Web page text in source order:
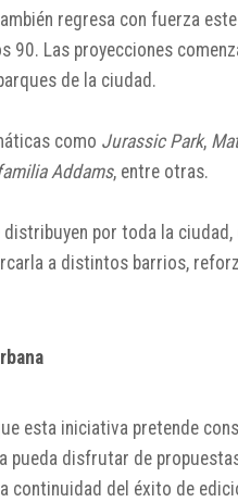
regresa con fuerza
Las proyecciones
de la ciudad.
como Jurassic Park,
Addams, entre otras.
por toda la
a distintos barrios,
esta iniciativa pretende
pueda disfrutar de
continuidad del éxito de